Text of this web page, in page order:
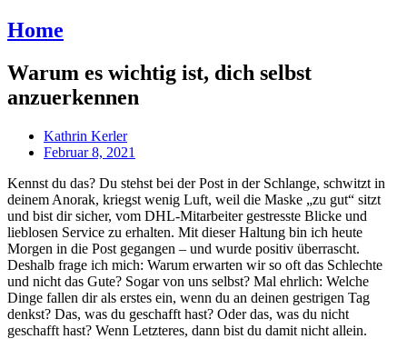
Home
Warum es wichtig ist, dich selbst
anzuerkennen
Kathrin Kerler
Februar 8, 2021
Kennst du das? Du stehst bei der Post in der Schlange, schwitzt in
deinem Anorak, kriegst wenig Luft, weil die Maske „zu gut“ sitzt
und bist dir sicher, vom DHL-Mitarbeiter gestresste Blicke und
lieblosen Service zu erhalten. Mit dieser Haltung bin ich heute
Morgen in die Post gegangen – und wurde positiv überrascht.
Deshalb frage ich mich: Warum erwarten wir so oft das Schlechte
und nicht das Gute? Sogar von uns selbst? Mal ehrlich: Welche
Dinge fallen dir als erstes ein, wenn du an deinen gestrigen Tag
denkst? Das, was du geschafft hast? Oder das, was du nicht
geschafft hast? Wenn Letzteres, dann bist du damit nicht allein.